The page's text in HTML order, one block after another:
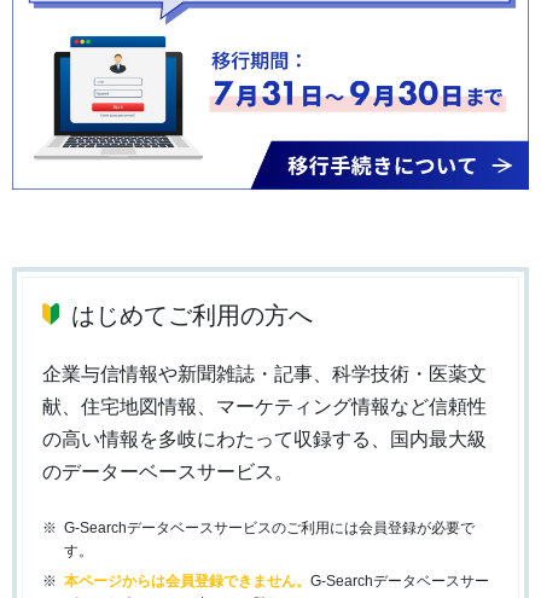
はじめてご利用の方へ
企業与信情報や新聞雑誌・記事、科学技術・医薬文
献、住宅地図情報、マーケティング情報など信頼性
の高い情報を多岐にわたって収録する、国内最大級
のデーターベースサービス。
G-Searchデータベースサービスのご利用には会員登録が必要で
す。
本ページからは会員登録できません。 G-Searchデータベースサー